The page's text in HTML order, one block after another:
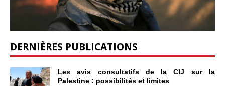
DERNIÈRES PUBLICATIONS
Les avis consultatifs de la CIJ sur la
Palestine : possibilités et limites